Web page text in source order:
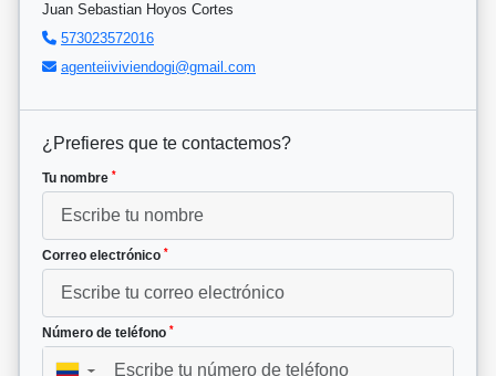
Juan Sebastian Hoyos Cortes
573023572016
agenteiiviviendogi@gmail.com
¿Prefieres que te contactemos?
Tu nombre *
Correo electrónico *
Número de teléfono *
▼